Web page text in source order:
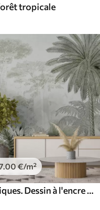
tropicale
.00 €/m²
Murale Tropiques. Dessin à l'encre de couleur verte